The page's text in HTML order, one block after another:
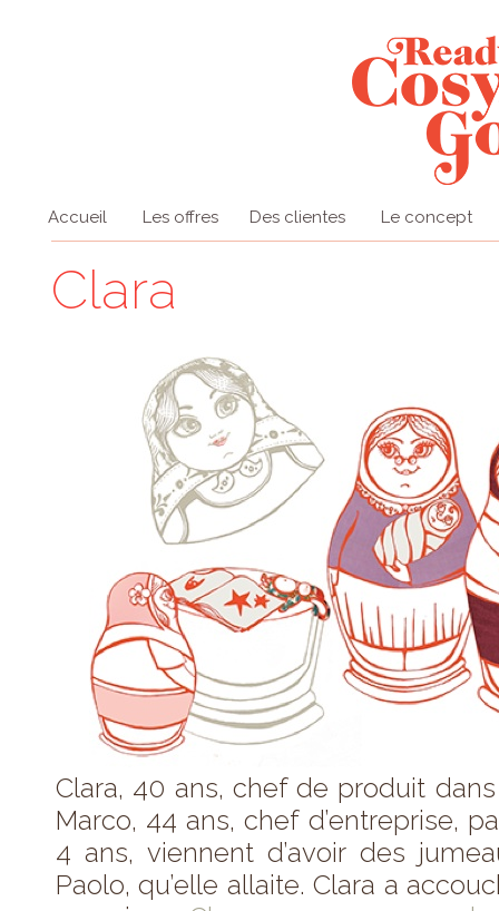
Accueil Les offres Des clientes Le concept
Clara
Clara, 40 ans, chef de produit dans
Marco, 44 ans, chef d’entreprise,
4 ans, viennent d’avoir des
Paolo, qu’elle allaite. Clara a